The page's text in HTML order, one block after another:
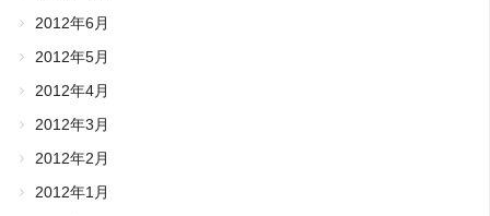
2012年6月
2012年5月
2012年4月
2012年3月
2012年2月
2012年1月